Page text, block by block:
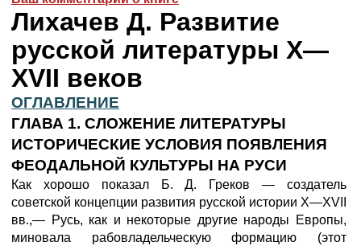
Лихачев Д. Развитие
русской литературы X—
XVII веков
ОГЛАВЛЕНИЕ
ГЛАВА 1. СЛОЖЕНИЕ ЛИТЕРАТУРЫ
ИСТОРИЧЕСКИЕ УСЛОВИЯ ПОЯВЛЕНИЯ
ФЕОДАЛЬНОЙ КУЛЬТУРЫ НА РУСИ
Как хорошо показал Б. Д. Греков — создатель
советской концепции развития русской истории Х—XVII
вв.,— Русь, как и некоторые другие народы Европы,
миновала рабовладельческую формацию (этот